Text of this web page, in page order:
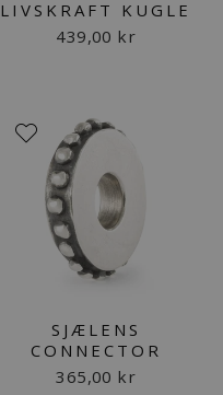
LIVSKRAFT KUGLE
439,00 kr
SJÆLENS
CONNECTOR
365,00 kr